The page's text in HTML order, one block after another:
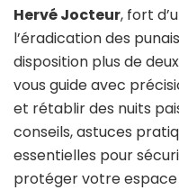
Hervé Jocteur, fort
l’éradication des
disposition plus de
vous guide avec
et rétablir des nuits
conseils, astuces
essentielles pour
protéger votre espace